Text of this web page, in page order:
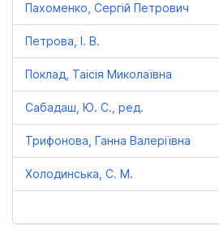
Пахоменко, Сергій Петрович
Петрова, І. В.
Поклад, Таісія Миколаївна
Сабадаш, Ю. С., ред.
Трифонова, Ганна Валеріївна
Холодинська, С. М.